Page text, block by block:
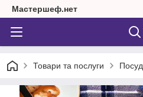
Мастершеф.нет
Товари та послуги Посуд